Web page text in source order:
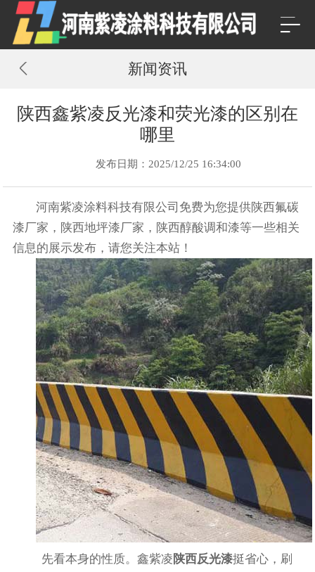
新闻资讯
陕西鑫紫凌反光漆和荧光漆的区别在
哪里
发布日期：2025/12/25 16:34:00
河南紫凌涂料科技有限公司免费为您提供陕西氟碳
漆厂家 ，陕西地坪漆厂家，陕西醇酸调和漆等一些相关
信息的展示发布，请您关注本站！
先看本身的性质。鑫紫凌 陕西反光漆挺省心，刷